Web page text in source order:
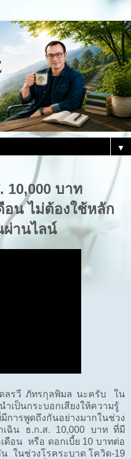
▼
10,000 บาท
อน ไม่ต้องใช้หลัก
ผ่านไลน์
ลรวี ภัทรกุลพิมล นะครับ ใน
เป็นกระบอกเสียงให้ความรู้
การพูดถึงกันอย่างมากในช่วง
เฉิน ธ.ก.ส. 10,000 บาท ที่มี
ดือน หรือ ดอกเบี้ย 10 บาทต่อ
ในช่วงโรคระบาด โควิด-19